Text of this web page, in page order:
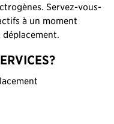
Servez-vous-
à un moment
déplacement.